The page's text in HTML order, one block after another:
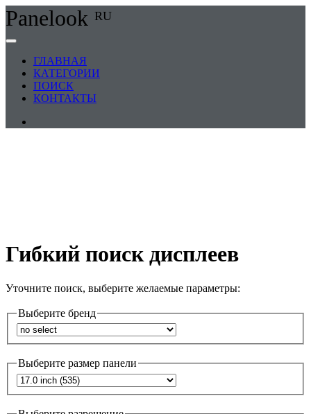
Panelook RU
ГЛАВНАЯ
КАТЕГОРИИ
ПОИСК
КОНТАКТЫ
Гибкий поиск дисплеев
Уточните поиск, выберите желаемые параметры:
Выберите бренд
Выберите размер панели